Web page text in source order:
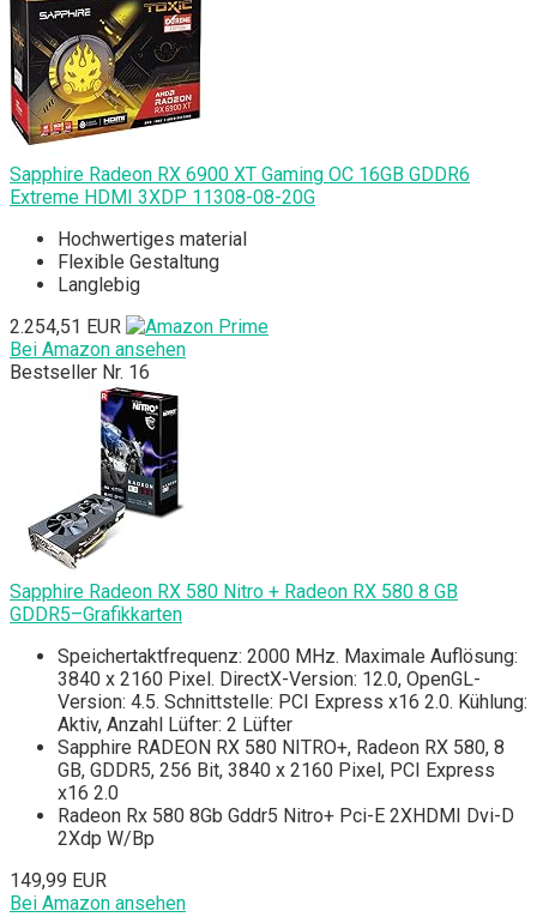
Sapphire Radeon RX 6900 XT Gaming OC 16GB GDDR6
Extreme HDMI 3XDP 11308-08-20G
Hochwertiges material
Flexible Gestaltung
Langlebig
2.254,51 EUR
Bei Amazon ansehen
Bestseller Nr. 16
Sapphire Radeon RX 580 Nitro + Radeon RX 580 8 GB
GDDR5–Grafikkarten
Speichertaktfrequenz: 2000 MHz. Maximale Auflösung:
3840 x 2160 Pixel. DirectX-Version: 12.0, OpenGL-
Version: 4.5. Schnittstelle: PCI Express x16 2.0. Kühlung:
Aktiv, Anzahl Lüfter: 2 Lüfter
Sapphire RADEON RX 580 NITRO+, Radeon RX 580, 8
GB, GDDR5, 256 Bit, 3840 x 2160 Pixel, PCI Express
x16 2.0
Radeon Rx 580 8Gb Gddr5 Nitro+ Pci-E 2XHDMI Dvi-D
2Xdp W/Bp
149,99 EUR
Bei Amazon ansehen